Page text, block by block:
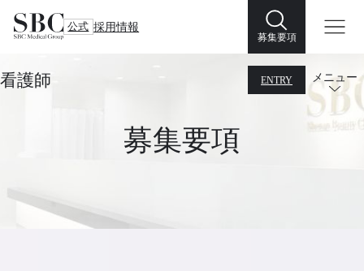
公式 採用情報
募集要項
看護師 ENTRY メニュー
募集要項